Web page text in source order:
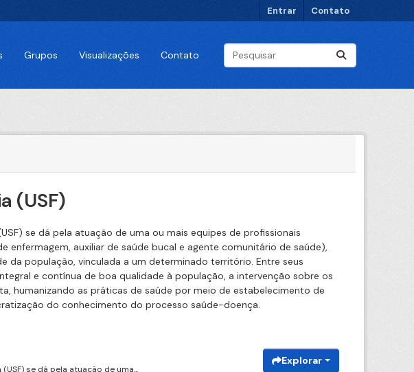
Entrar Contato
Grupos Visualizações Contato
(USF)
se dá pela atuação de uma ou mais equipes de profissionais
enfermagem, auxiliar de saúde bucal e agente comunitário de saúde),
da população, vinculada a um determinado território. Entre seus
e contínua de boa qualidade à população, a intervenção sobre os
humanizando as práticas de saúde por meio de estabelecimento de
do conhecimento do processo saúde-doença.
se dá pela atuação de uma...
Explorar